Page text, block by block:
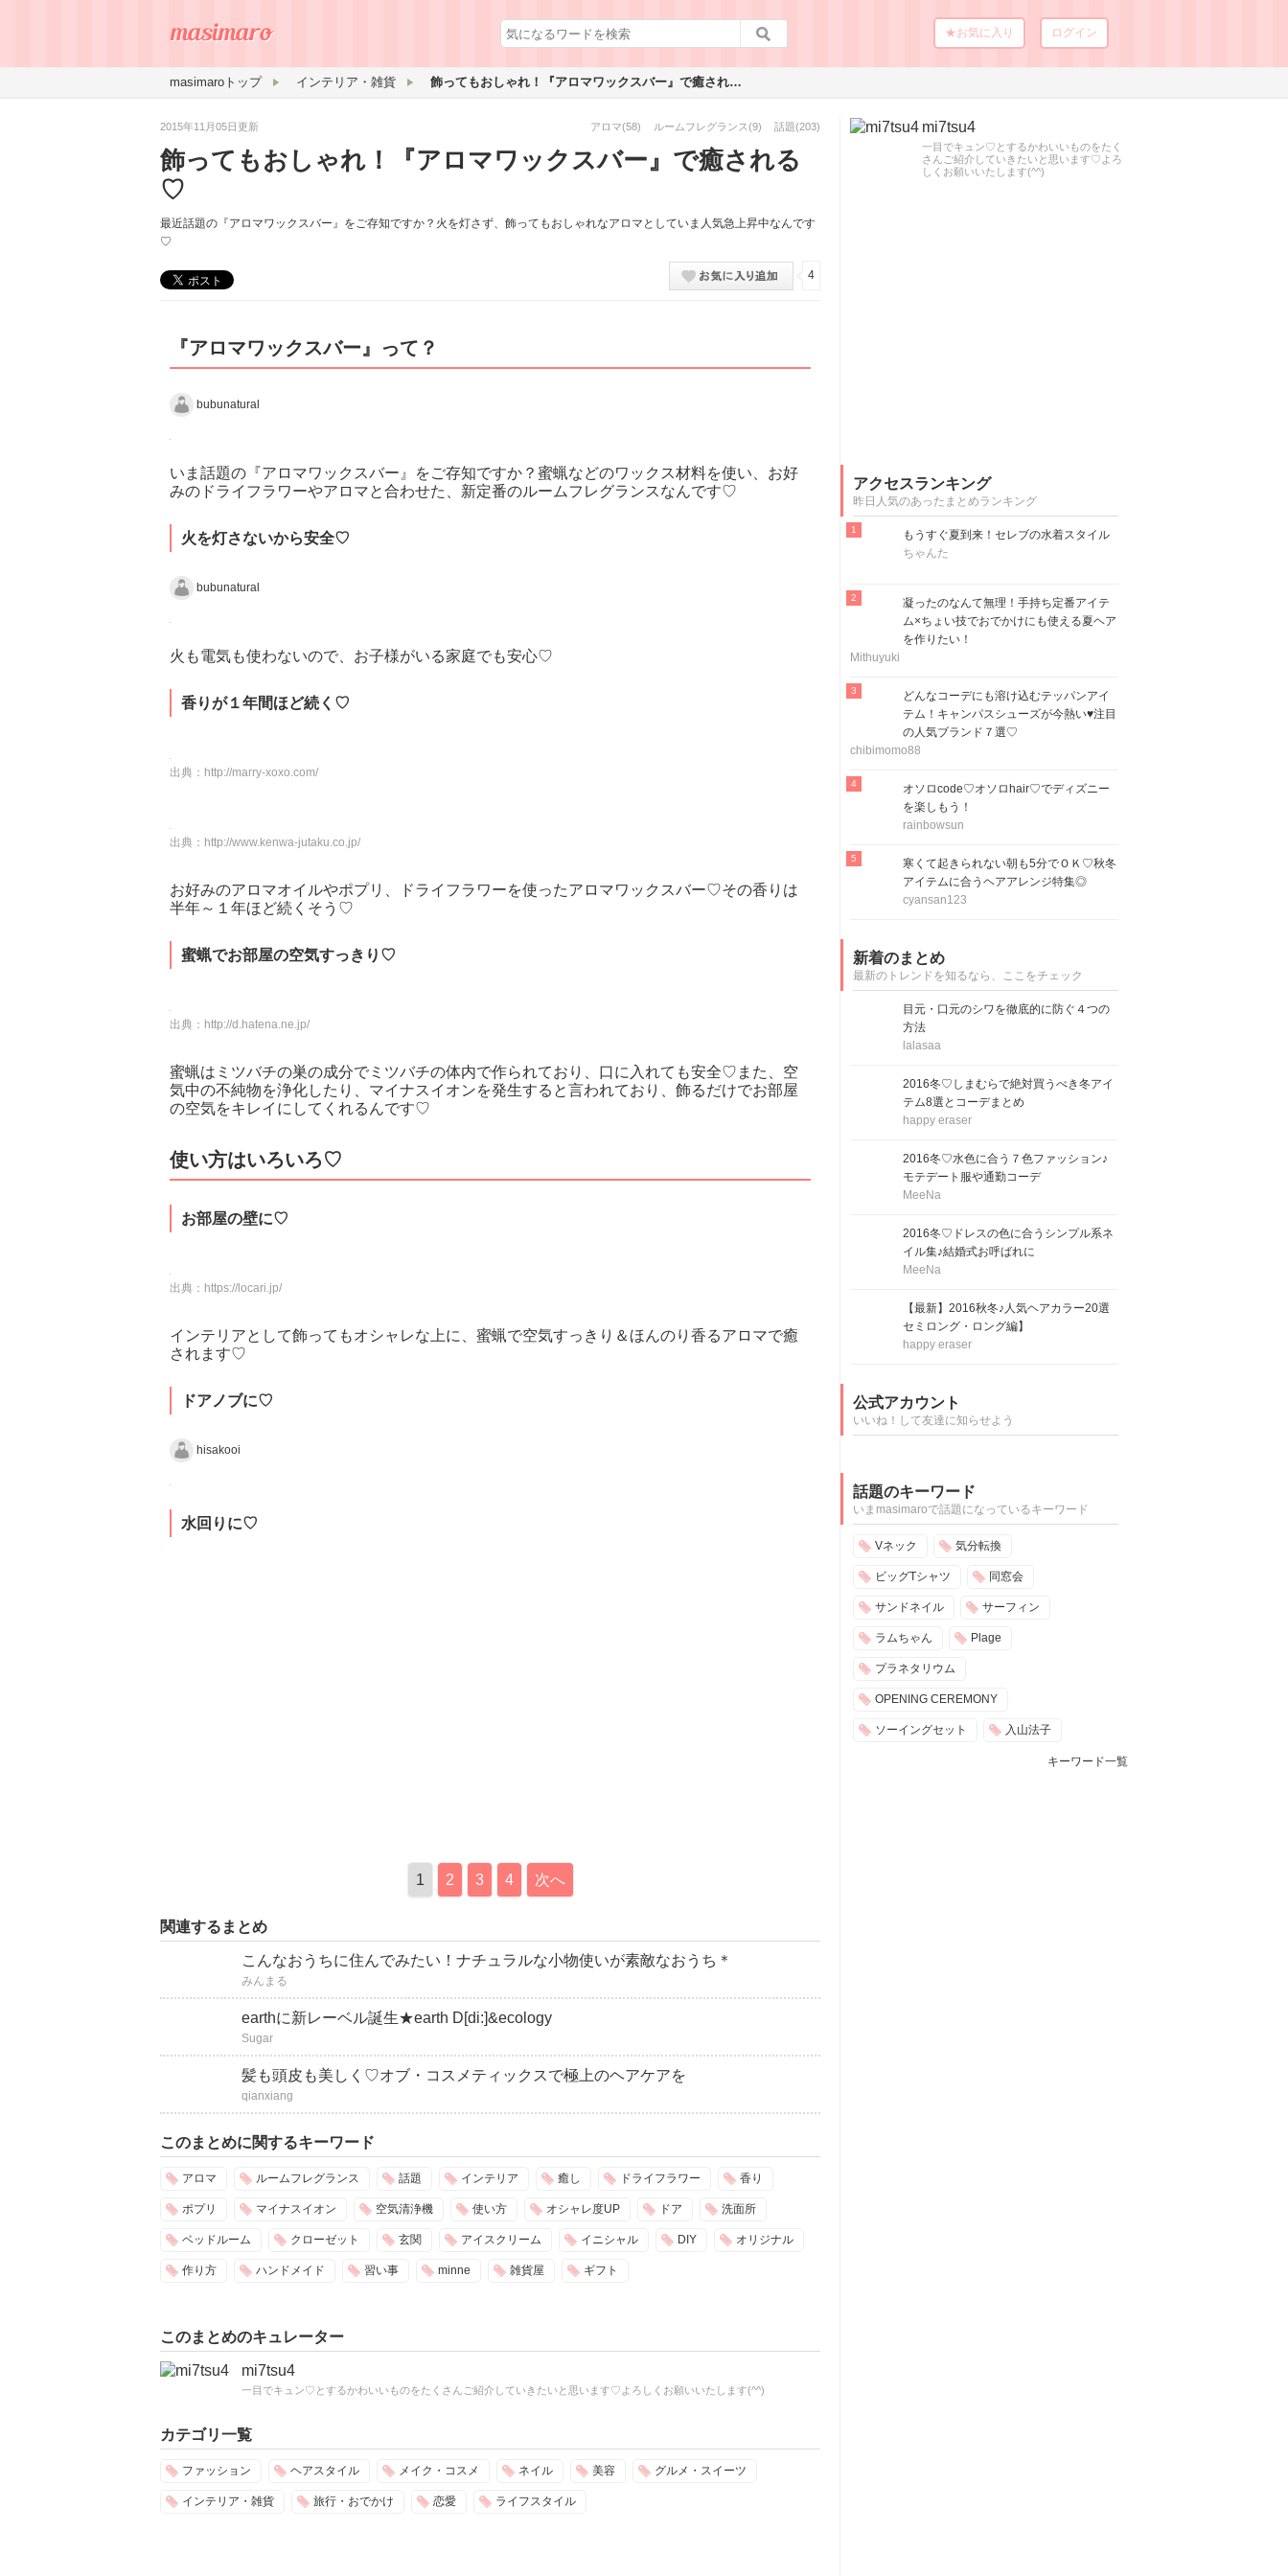
★お気に入り ログイン
masimaroトップ インテリア・雑貨 飾ってもおしゃれ！『アロマワックスバー』で癒される♡
2015年11月05日更新 アロマ(58) ルームフレグランス(9) 話題(203)
飾ってもおしゃれ！『アロマワックスバー』で癒される
♡
最近話題の『アロマワックスバー』をご存知ですか？火を灯さず、飾ってもおしゃれなアロマとしていま人気急上昇中なんです
♡
4
『アロマワックスバー』って？
bubunatural
いま話題の『アロマワックスバー』をご存知ですか？蜜蝋などのワックス材料を使い、お好
みのドライフラワーやアロマと合わせた、新定番のルームフレグランスなんです♡
火を灯さないから安全♡
bubunatural
火も電気も使わないので、お子様がいる家庭でも安心♡
香りが１年間ほど続く♡
出典： http://marry-xoxo.com/
出典： http://www.kenwa-jutaku.co.jp/
お好みのアロマオイルやポプリ、ドライフラワーを使ったアロマワックスバー♡その香りは
半年～１年ほど続くそう♡
蜜蝋でお部屋の空気すっきり♡
出典： http://d.hatena.ne.jp/
蜜蝋はミツバチの巣の成分でミツバチの体内で作られており、口に入れても安全♡また、空
気中の不純物を浄化したり、マイナスイオンを発生すると言われており、飾るだけでお部屋
の空気をキレイにしてくれるんです♡
使い方はいろいろ♡
お部屋の壁に♡
出典： https://locari.jp/
インテリアとして飾ってもオシャレな上に、蜜蝋で空気すっきり＆ほんのり香るアロマで癒
されます♡
ドアノブに♡
hisakooi
水回りに♡
1 2 3 4 次へ
関連するまとめ
こんなおうちに住んでみたい！ナチュラルな小物使いが素敵なおうち＊
みんまる
earthに新レーベル誕生★earth D[di:]&ecology
Sugar
髪も頭皮も美しく♡オブ・コスメティックスで極上のヘアケアを
qianxiang
このまとめに関するキーワード
アロマ ルームフレグランス 話題 インテリア 癒し ドライフラワー 香り
ポプリ マイナスイオン 空気清浄機 使い方 オシャレ度UP ドア 洗面所
ベッドルーム クローゼット 玄関 アイスクリーム イニシャル DIY オリジナル
作り方 ハンドメイド 習い事 minne 雑貨屋 ギフト
このまとめのキュレーター
mi7tsu4
一目でキュン♡とするかわいいものをたくさんご紹介していきたいと思います♡よろしくお願いいたします(^^)
カテゴリ一覧
ファッション ヘアスタイル メイク・コスメ ネイル 美容 グルメ・スイーツ
インテリア・雑貨 旅行・おでかけ 恋愛 ライフスタイル
mi7tsu4
一目でキュン♡とするかわいいものをたく
さんご紹介していきたいと思います♡よろ
しくお願いいたします(^^)
アクセスランキング
昨日人気のあったまとめランキング
もうすぐ夏到来！セレブの水着スタイル
ちゃんた
凝ったのなんて無理！手持ち定番アイテ
ム×ちょい技でおでかけにも使える夏ヘア
を作りたい！
Mithuyuki
どんなコーデにも溶け込むテッパンアイ
テム！キャンパスシューズが今熱い♥注目
の人気ブランド７選♡
chibimomo88
オソロcode♡オソロhair♡でディズニー
を楽しもう！
rainbowsun
寒くて起きられない朝も5分でＯＫ♡秋冬
アイテムに合うヘアアレンジ特集◎
cyansan123
新着のまとめ
最新のトレンドを知るなら、ここをチェック
目元・口元のシワを徹底的に防ぐ４つの
方法
lalasaa
2016冬♡しまむらで絶対買うべき冬アイ
テム8選とコーデまとめ
happy eraser
2016冬♡水色に合う７色ファッション♪
モテデート服や通勤コーデ
MeeNa
2016冬♡ドレスの色に合うシンプル系ネ
イル集♪結婚式お呼ばれに
MeeNa
【最新】2016秋冬♪人気ヘアカラー20選
セミロング・ロング編】
happy eraser
公式アカウント
いいね！して友達に知らせよう
話題のキーワード
いまmasimaroで話題になっているキーワード
Vネック 気分転換
ビッグTシャツ 同窓会
サンドネイル サーフィン
ラムちゃん Plage
プラネタリウム
OPENING CEREMONY
ソーイングセット 入山法子
キーワード一覧